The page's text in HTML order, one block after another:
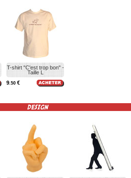
T-shirt "C'est trop bon" -
Taille L
9 .50 €
DESIGN